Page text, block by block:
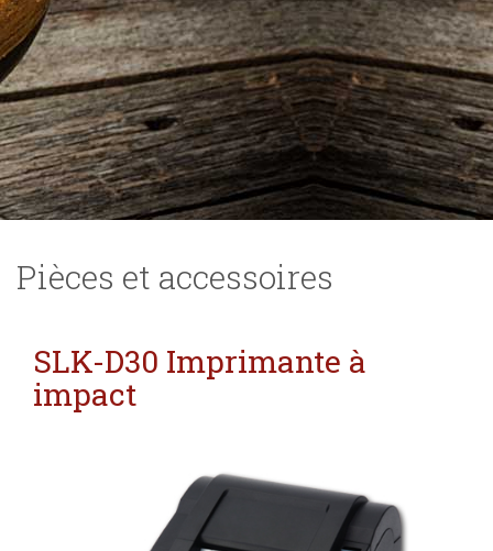
Pièces et accessoires
SLK-D30 Imprimante à
impact